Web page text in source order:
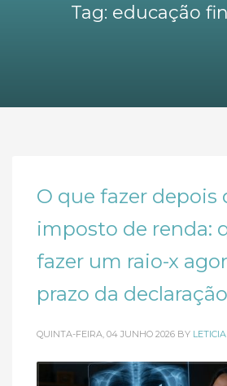
Tag: educação
O que fazer depois
imposto de renda:
fazer um raio-x
prazo da
QUINTA-FEIRA, 04 JUNHO 2026 BY